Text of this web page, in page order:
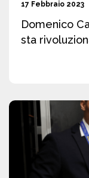
17 Febbraio 2023
Domenico
sta